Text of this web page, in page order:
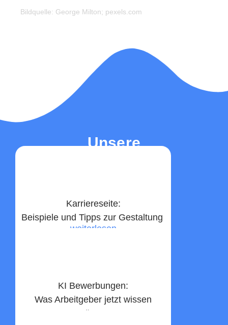
Bildquelle: George Milton; pexels.com
Unsere
Karriereseite:
Beispiele und Tipps zur Gestaltung ​
weiterlesen
KI Bewerbungen:
Was Arbeitgeber jetzt wissen
müssen